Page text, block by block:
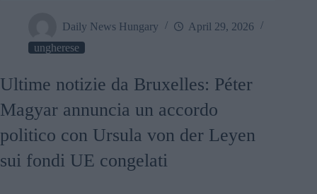
Daily News Hungary
April 29, 2026
ungherese
Ultime notizie da Bruxelles: Péter
Magyar annuncia un accordo
politico con Ursula von der Leyen
sui fondi UE congelati